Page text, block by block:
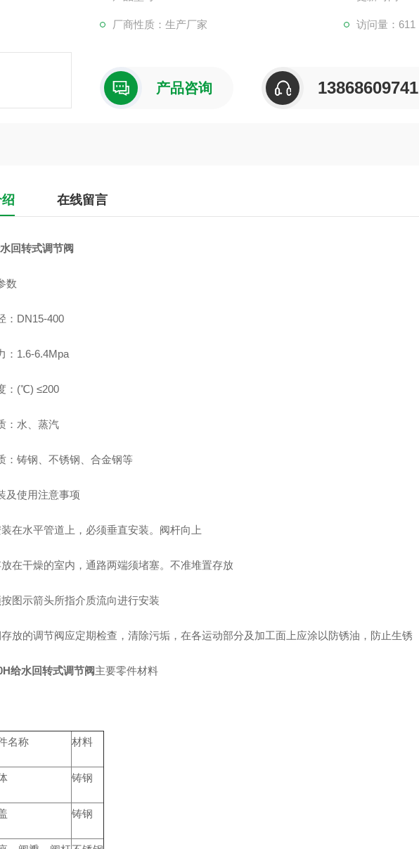
厂商性质：生产厂家 访问量：611
产品咨询 13868609741
在线留言
回转式调节阀
数
径：DN15-400
：1.6-6.4Mpa
：(℃) ≤200
：水、蒸汽
：铸钢、不锈钢、合金钢等
及使用注意事项
在水平管道上，必须垂直安装。阀杆向上
在干燥的室内，通路两端须堵塞。不准堆置存放
图示箭头所指介质流向进行安装
放的调节阀应定期检查，清除污垢，在各运动部分及加工面上应涂以防锈油，防止生锈
给水回转式调节阀主要零件材料
名称 材料
铸钢
铸钢